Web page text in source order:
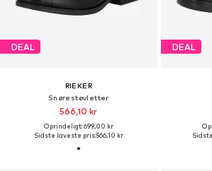
DEAL
RIEKER
Snørestøvletter
566,10 kr
Oprindeligt: 699,00 kr
Sidste laveste pris:566,10 kr
DEAL